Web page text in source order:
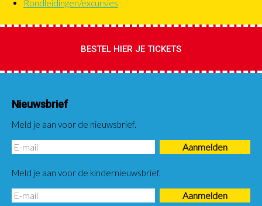
2&3
Rondleidingen/excursies
BESTEL HIER JE TICKETS
Nieuwsbrief
Meld je aan voor de nieuwsbrief.
Meld je aan voor de kindernieuwsbrief.